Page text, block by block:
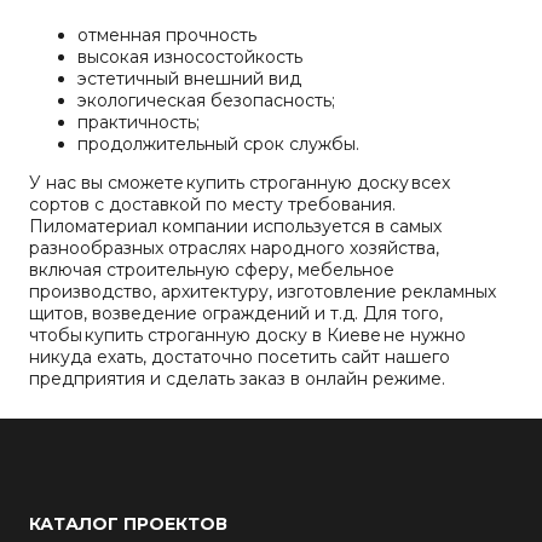
отменная прочность
высокая износостойкость
эстетичный внешний вид
экологическая безопасность;
практичность;
продолжительный срок службы.
У нас вы сможете купить строганную доску всех
сортов с доставкой по месту требования.
Пиломатериал компании используется в самых
разнообразных отраслях народного хозяйства,
включая строительную сферу, мебельное
производство, архитектуру, изготовление рекламных
щитов, возведение ограждений и т.д. Для того,
чтобы купить строганную доску в Киеве не нужно
никуда ехать, достаточно посетить сайт нашего
предприятия и сделать заказ в онлайн режиме.
КАТАЛОГ ПРОЕКТОВ